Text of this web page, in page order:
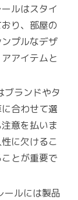
ルはスタイ
り、部屋の
プルなデザ
アイテムと
ブランドやタ
合わせて選
意を払いま
に欠けるこ
とが重要で
ールには製品